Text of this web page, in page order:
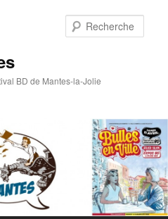
BD de Mantes-la-Jolie